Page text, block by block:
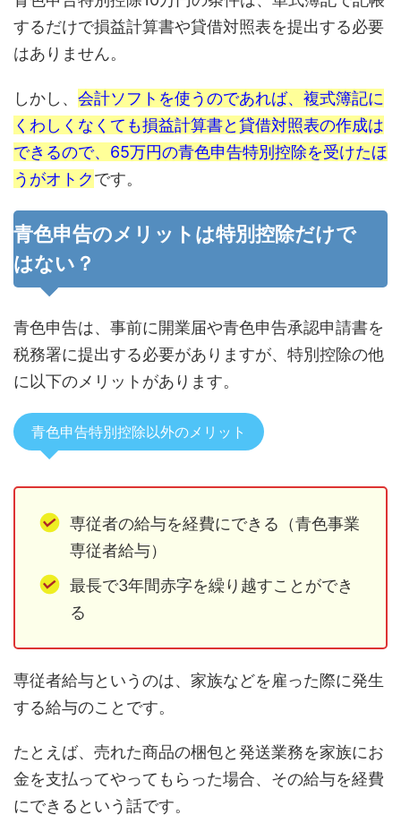
するだけで損益計算書や貸借対照表を提出する必要
はありません。
しかし、 会計ソフトを使うのであれば、複式簿記に
くわしくなくても損益計算書と貸借対照表の作成は
できるので、65万円の青色申告特別控除を受けたほ
うがオトクです。
青色申告のメリットは特別控除だけで
はない？
青色申告は、事前に開業届や青色申告承認申請書を
税務署に提出する必要がありますが、特別控除の他
に以下のメリットがあります。
青色申告特別控除以外のメリット
専従者の給与を経費にできる（青色事業
専従者給与）
最長で3年間赤字を繰り越すことができ
る
専従者給与というのは、家族などを雇った際に発生
する給与のことです。
たとえば、売れた商品の梱包と発送業務を家族にお
金を支払ってやってもらった場合、その給与を経費
にできるという話です。